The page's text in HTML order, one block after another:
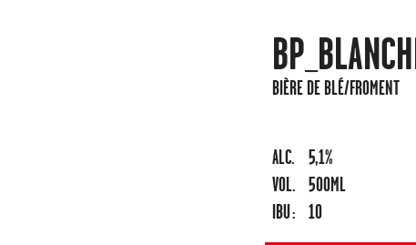
BIÈRE DE BLÉ/FROMENT
ALC.
5,1%
VOL.
500ML
IBU :
10